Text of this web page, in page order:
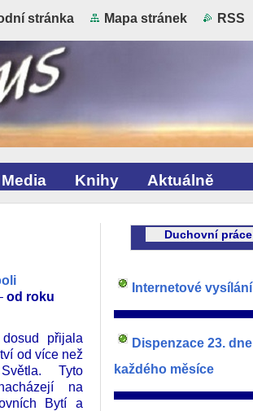
stránka Mapa stránek RSS
Media Knihy Aktuálně
od roku
přijala
od více než
Tyto
na
Bytí a
Duchovní práce
Internetové vysílání
Dispenzace 23. dne
každého měsíce